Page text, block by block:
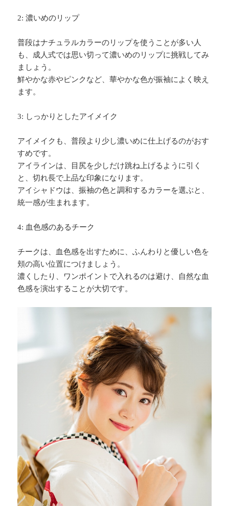
2: 濃いめのリップ
普段はナチュラルカラーのリップを使うことが多い人
も、成人式では思い切って濃いめのリップに挑戦してみ
ましょう。
鮮やかな赤やピンクなど、華やかな色が振袖によく映え
ます。
3: しっかりとしたアイメイク
アイメイクも、普段より少し濃いめに仕上げるのがおす
すめです。
アイラインは、目尻を少しだけ跳ね上げるように引く
と、切れ長で上品な印象になります。
アイシャドウは、振袖の色と調和するカラーを選ぶと、
統一感が生まれます。
4: 血色感のあるチーク
チークは、血色感を出すために、ふんわりと優しい色を
頬の高い位置につけましょう。
濃くしたり、ワンポイントで入れるのは避け、自然な血
色感を演出することが大切です。